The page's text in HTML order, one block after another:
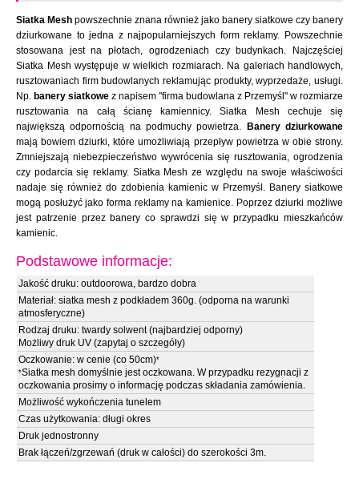
Siatka Mesh powszechnie znana również jako banery siatkowe czy banery
dziurkowane to jedna z najpopularniejszych form reklamy. Powszechnie
stosowana jest na płotach, ogrodzeniach czy budynkach. Najczęściej
Siatka Mesh występuje w wielkich rozmiarach. Na galeriach handlowych,
rusztowaniach firm budowlanych reklamując produkty, wyprzedaże, usługi.
Np. banery siatkowe z napisem "firma budowlana z Przemyśl" w rozmiarze
rusztowania na całą ścianę kamiennicy. Siatka Mesh cechuje się
największą odpornością na podmuchy powietrza.
Banery dziurkowane
mają bowiem dziurki, które umożliwiają przepływ powietrza w obie strony.
Zmniejszają niebezpieczeństwo wywrócenia się rusztowania, ogrodzenia
czy podarcia się reklamy. Siatka Mesh ze względu na swoje właściwości
nadaje się również do zdobienia kamienic w Przemyśl. Banery siatkowe
mogą posłużyć jako forma reklamy na kamienice. Poprzez dziurki możliwe
jest patrzenie przez banery co sprawdzi się w przypadku mieszkańców
kamienic.
Podstawowe informacje:
Jakość druku: outdoorowa, bardzo dobra
Materiał: siatka mesh z podkładem 360g. (odporna na warunki
atmosferyczne)
Rodzaj druku: twardy solwent (najbardziej odporny)
Możliwy druk UV (zapytaj o szczegóły)
Oczkowanie: w cenie (co 50cm)*
*Siatka mesh domyślnie jest oczkowana. W przypadku rezygnacji z
oczkowania prosimy o informację podczas składania zamówienia.
Możliwość wykończenia tunelem
Czas użytkowania: długi okres
Druk jednostronny
Brak łączeń/zgrzewań (druk w całości) do szerokości 3m.